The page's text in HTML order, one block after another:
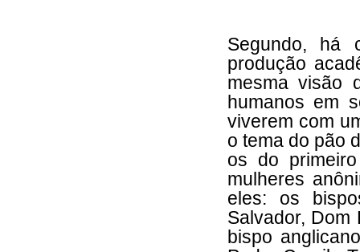
Segundo, há
produção
mesma visão
humanos em
viverem com
o tema do pão
os do
mulheres
eles: os
Salvador, Dom
bispo